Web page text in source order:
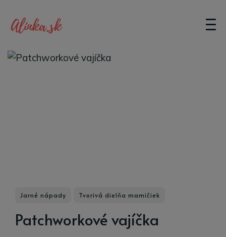
Jarné nápady Tvorivá dielňa mamičiek
Patchworkové vajíčka